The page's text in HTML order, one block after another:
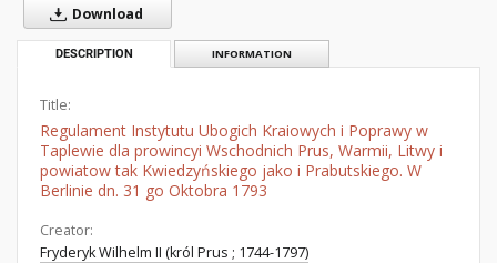
Download
DESCRIPTION INFORMATION
Title:
Regulament Instytutu Ubogich Kraiowych i Poprawy w
Taplewie dla prowincyi Wschodnich Prus, Warmii, Litwy i
powiatow tak Kwiedzyńskiego jako i Prabutskiego. W
Berlinie dn. 31 go Oktobra 1793
Creator:
Fryderyk Wilhelm II (król Prus ; 1744-1797)